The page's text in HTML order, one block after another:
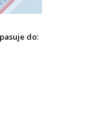
do: